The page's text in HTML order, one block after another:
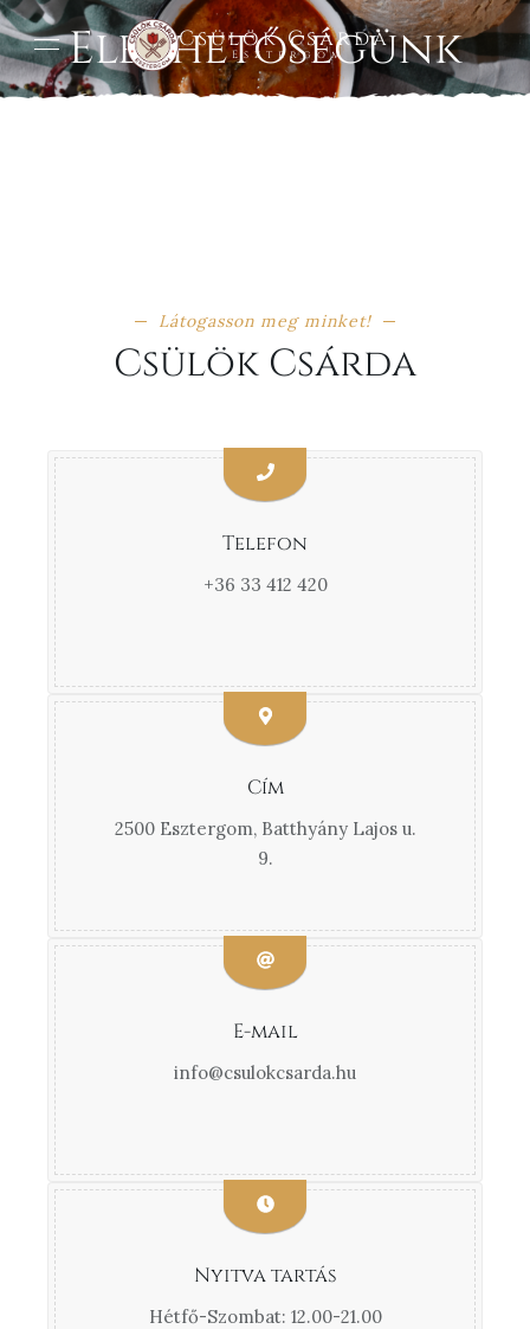
Csülök Csárda
Esztergom
Elérhetőségünk
Csülök Csárda
Látogasson meg minket!
Telefon
+36 33 412 420
Cím
2500 Esztergom, Batthyány Lajos u.
9.
E-mail
info@csulokcsarda.hu
Nyitva tartás
Hétfő-Szombat: 12.00-21.00